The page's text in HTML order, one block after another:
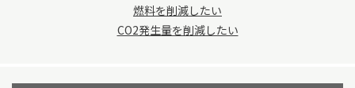
燃料を削減したい
CO2発生量を削減したい